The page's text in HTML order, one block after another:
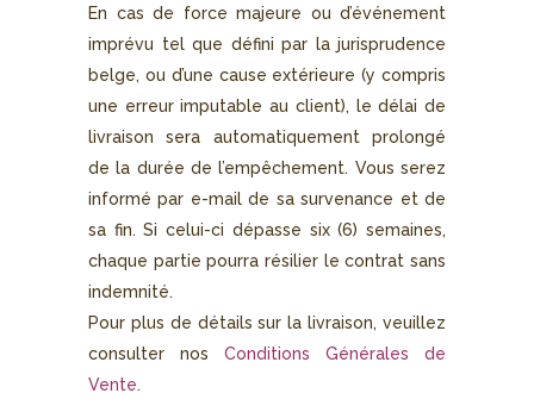
En cas de force majeure ou d’événement
imprévu tel que défini par la jurisprudence
belge, ou d’une cause extérieure (y compris
une erreur imputable au client), le délai de
livraison sera automatiquement prolongé
de la durée de l’empêchement. Vous serez
informé par e-mail de sa survenance et de
sa fin. Si celui-ci dépasse six (6) semaines,
chaque partie pourra résilier le contrat sans
indemnité.
Pour plus de détails sur la livraison, veuillez
consulter nos Conditions Générales de
Vente.